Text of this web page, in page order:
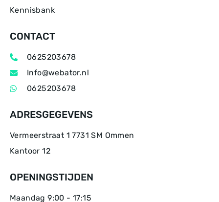
Kennisbank
CONTACT
0625203678
Info@webator.nl
0625203678
ADRESGEGEVENS
Vermeerstraat 1 7731 SM Ommen
Kantoor 12
OPENINGSTIJDEN
Maandag 9:00 - 17:15